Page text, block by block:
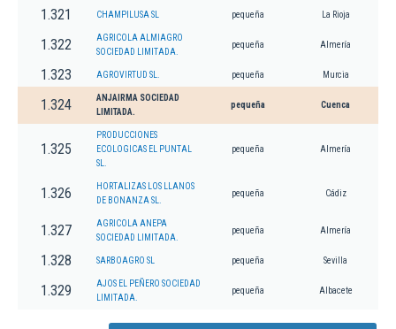
1.321 CHAMPILUSA SL pequeña La Rioja
1.322
AGRICOLA ALMIAGRO
SOCIEDAD LIMITADA.
pequeña Almería
1.323 AGROVIRTUD SL. pequeña Murcia
1.324
ANJAIRMA SOCIEDAD
LIMITADA.
pequeña Cuenca
1.325
PRODUCCIONES
ECOLOGICAS EL PUNTAL
SL.
pequeña Almería
1.326
HORTALIZAS LOS LLANOS
DE BONANZA SL.
pequeña Cádiz
1.327
AGRICOLA ANEPA
SOCIEDAD LIMITADA.
pequeña Almería
1.328 SARBOAGRO SL pequeña Sevilla
1.329
AJOS EL PEÑERO SOCIEDAD
LIMITADA.
pequeña Albacete